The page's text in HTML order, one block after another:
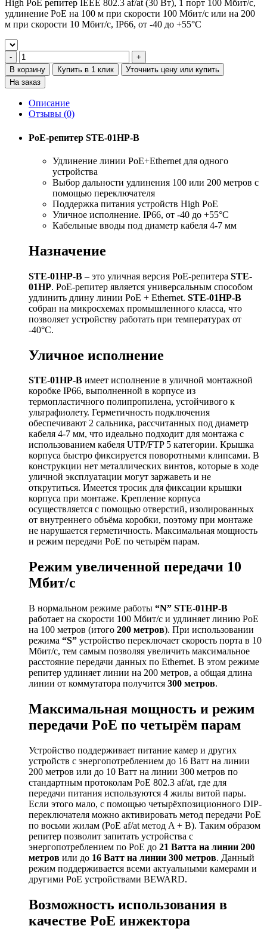
High PoE репитер IEEE 802.3 af/at (30 Вт), 1 порт 100 Мбит/c,
удлинение PoE на 100 м при скорости 100 Мбит/с или на 200
м при скорости 10 Мбит/с, IP66, от -40 до +55°C
В корзину Купить в 1 клик
Уточнить цену или купить
На заказ
Описание
Отзывы (0)
PoE-репитер STE-01HP-B
Удлинение линии PoE+Ethernet для одного
устройства
Выбор дальности удлинения 100 или 200 метров с
помощью переключателя
Поддержка питания устройств High PoE
Уличное исполнение. IP66, от -40 до +55°C
Кабельные вводы под диаметр кабеля 4-7 мм
Назначение
STE-01HP-B – это уличная версия PoE-репитера STE-
01HP. PoE-репитер является универсальным способом
удлинить длину линии PoE + Ethernet. STE-01HP-B
собран на микросхемах промышленного класса, что
позволяет устройству работать при температурах от
-40°С.
Уличное исполнение
STE-01HP-B имеет исполнение в уличной монтажной
коробке IP66, выполненной в корпусе из
термопластичного полипропилена, устойчивого к
ультрафиолету. Герметичность подключения
обеспечивают 2 сальника, рассчитанных под диаметр
кабеля 4-7 мм, что идеально подходит для монтажа с
использованием кабеля UTP/FTP 5 категории. Крышка
корпуса быстро фиксируется поворотными клипсами. В
конструкции нет металлических винтов, которые в ходе
уличной эксплуатации могут заржаветь и не
открутиться. Имеется тросик для фиксации крышки
корпуса при монтаже. Крепление корпуса
осуществляется с помощью отверстий, изолированных
от внутреннего объёма коробки, поэтому при монтаже
не нарушается герметичность. Максимальная мощность
и режим передачи PoE по четырём парам.
Режим увеличенной передачи 10
Мбит/с
В нормальном режиме работы “N” STE-01HP-B
работает на скорости 100 Мбит/с и удлиняет линию PoE
на 100 метров (итого 200 метров). При использовании
режима “S” устройство переключает скорость порта в 10
Мбит/с, тем самым позволяя увеличить максимальное
расстояние передачи данных по Ethernet. В этом режиме
репитер удлиняет линии на 200 метров, а общая длина
линии от коммутатора получится 300 метров.
Максимальная мощность и режим
передачи PoE по четырём парам
Устройство поддерживает питание камер и других
устройств с энергопотреблением до 16 Ватт на линии
200 метров или до 10 Ватт на линии 300 метров по
стандартным протоколам PoE 802.3 af/at, где для
передачи питания используются 4 жилы витой пары.
Если этого мало, с помощью четырёхпозиционного DIP-
переключателя можно активировать метод передачи PoE
по восьми жилам (PoE af/at метод A + B). Таким образом
репитер позволит запитать устройства с
энергопотреблением по PoE до 21 Ватта на линии 200
метров или до 16 Ватт на линии 300 метров. Данный
режим поддерживается всеми актуальными камерами и
другими PoE устройствами BEWARD.
Возможность использования в
качестве PoE инжектора